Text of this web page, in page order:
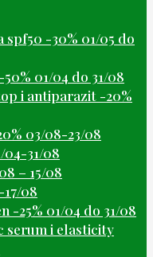
spf50 -30% 01/05 do
01/04 do 31/08
i antiparazit -20%
03/08-23/08
04-31/08
– 15/08
08
-25% 01/04 do 31/08
serum i elasticity